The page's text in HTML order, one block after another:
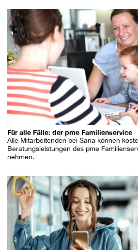
Für alle Fälle: der pme Familienservice
Alle Mitarbeitenden bei Sana können
Beratungsleistungen des pme
nehmen.